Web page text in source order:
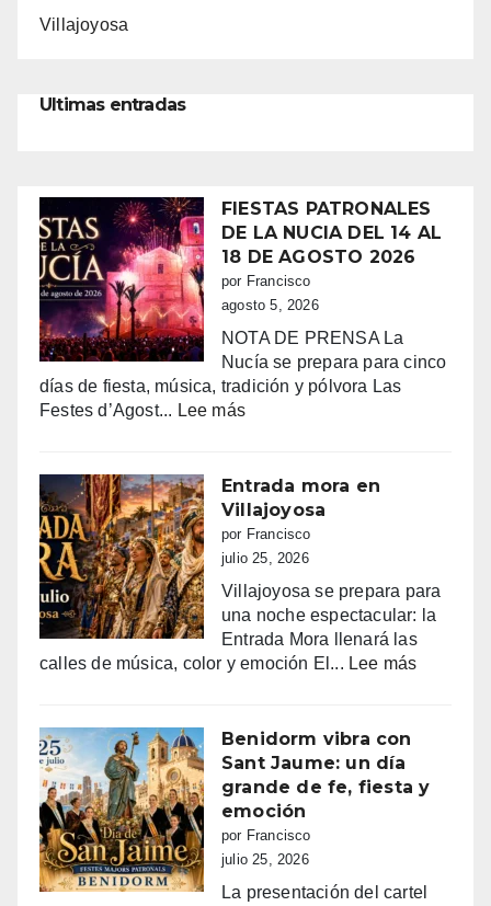
Villajoyosa
Ultimas entradas
FIESTAS PATRONALES
DE LA NUCIA DEL 14 AL
18 DE AGOSTO 2026
por Francisco
agosto 5, 2026
NOTA DE PRENSA La
Nucía se prepara para cinco
días de fiesta, música, tradición y pólvora Las
Festes d’Agost... Lee más:
DE
LA
NUCIA
DEL
AL
18
DE
AGOSTO
Entrada mora en
Villajoyosa
por Francisco
julio 25, 2026
Villajoyosa se prepara para
una noche espectacular: la
Entrada Mora llenará las
calles de música, color y emoción El... Lee más:
Benidorm vibra con
Sant Jaume: un día
grande de fe, fiesta y
emoción
por Francisco
julio 25, 2026
La presentación del cartel